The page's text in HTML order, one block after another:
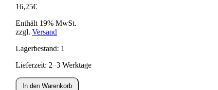
16,25€
Enthält 19% MwSt.
zzgl. Versand
Lagerbestand: 1
Lieferzeit: 2–3 Werktage
Innenliegende
In den Warenkorb